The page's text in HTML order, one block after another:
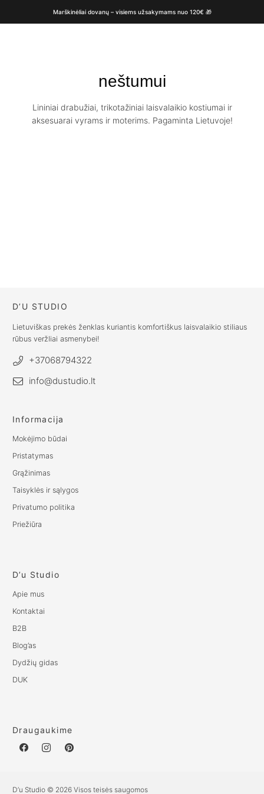
Marškinėliai dovanų – visiems užsakymams nuo 120€ 🎁
neštumui
Lininiai drabužiai, trikotažiniai laisvalaikio kostiumai ir
aksesuarai vyrams ir moterims. Pagaminta Lietuvoje!
D’U STUDIO
Lietuviškas prekės ženklas kuriantis komfortiškus laisvalaikio stiliaus
rūbus veržliai asmenybei!
+37068794322
info@dustudio.lt
Informacija
Mokėjimo būdai
Pristatymas
Grąžinimas
Taisyklės ir sąlygos
Privatumo politika
Priežiūra
D’u Studio
Apie mus
Kontaktai
B2B
Blog’as
Dydžių gidas
DUK
Draugaukime
D’u Studio © 2026 Visos teisės saugomos